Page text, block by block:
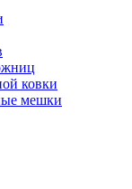
ковки
мешки